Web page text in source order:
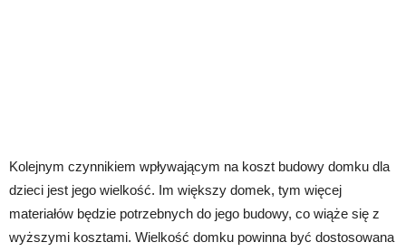
Kolejnym czynnikiem wpływającym na koszt budowy domku dla
dzieci jest jego wielkość. Im większy domek, tym więcej
materiałów będzie potrzebnych do jego budowy, co wiąże się z
wyższymi kosztami. Wielkość domku powinna być dostosowana